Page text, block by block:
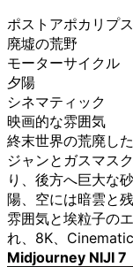
ポストアポカリプス
廃墟の荒野
モーターサイクル
夕陽
シネマティック
映画的な雰囲気
終末世界の荒廃し
ジャンとガスマス
り、後方へ巨大な
陽、空には暗雲と
雰囲気と埃粒子の
れ、8K、
Midjourney NIJI 7